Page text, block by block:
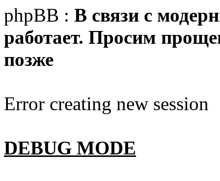
phpBB : В связи с
работает. Просим
позже
Error creating new session
DEBUG MODE